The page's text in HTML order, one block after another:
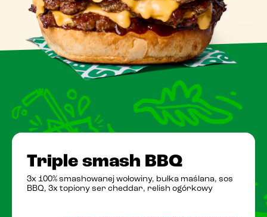
o nas
praca
kontakt
Pobierz PasiAppkę!
Triple smash BBQ
3x 100% smashowanej wołowiny, bułka maślana, sos
BBQ, 3x topiony ser cheddar, relish ogórkowy